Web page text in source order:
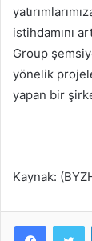
istihdamını
Group
yönelik
yapan bir
Kaynak: